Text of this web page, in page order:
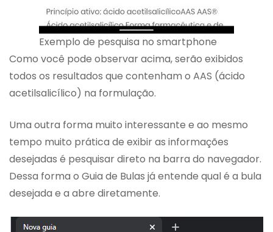
Exemplo de pesquisa no smartphone
Como você pode observar acima, serão exibidos
todos os resultados que contenham o AAS (ácido
acetilsalicílico) na formulação.
Uma outra forma muito interessante e ao mesmo
tempo muito prática de exibir as informações
desejadas é pesquisar direto na barra do navegador.
Dessa forma o Guia de Bulas já entende qual é a bula
desejada e a abre diretamente.